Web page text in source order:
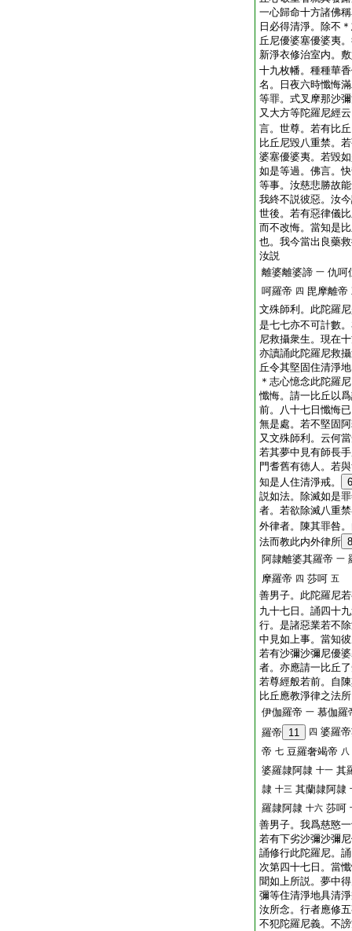
一心歸命十方諸佛
日必得清淨。除不
丘尼優婆塞優婆夷
新淨衣修治室内。
十九枚幡。種種華
名。日夜六時懺悔
等罪。式叉摩那沙
又大方等陀羅尼經
言。世尊。若有比
比丘尼毀八重禁。
婆塞優婆夷。若毀
如是等過。佛言。
等事。汝慈悲勝故
我終不説彼惡。汝
世後。若有惡律儀
而不改悔。當知是
也。我今當出良藥
汝説
離婆離婆諦 一 仇呵
呵羅帝 四 毘摩離帝
文殊師利。此陀羅
是七七亦不可計數
尼救攝衆生。現在
亦讀誦此陀羅尼救
丘令其堅固住清淨
＊志心憶念此陀羅
懺悔。請一比丘以
前。八十七日懺悔
無是處。若不堅固
又文殊師利。云何
若其夢中見有師長
門耆舊有徳人。若
知是人住清淨戒。
6
説如法。除滅如是
者。若欲除滅八重
外律者。陳其罪咎
法而教此内外律所 8
阿隷離婆其羅帝 一
摩羅帝 四 莎呵 五
善男子。此陀羅尼
九十七日。誦四十
行。是諸惡業若不
中見如上事。當知
若有沙彌沙彌尼優
者。亦應請一比丘
若尊經般若前。自
比丘應教淨律之法
伊伽羅帝 一 慕伽羅
羅帝
11 四 婆羅
帝 七 豆羅奢竭帝 八
婆羅隷阿隷 十一 其
隷 十三 其蘭隷阿隷
羅隷阿隷 十六 莎呵
善男子。我爲慈愍
若有下劣沙彌沙彌
誦修行此陀羅尼。
次第四十七日。當
聞如上所説。夢中
彌等住清淨地具清
汝所念。行者應修
不犯陀羅尼義。不